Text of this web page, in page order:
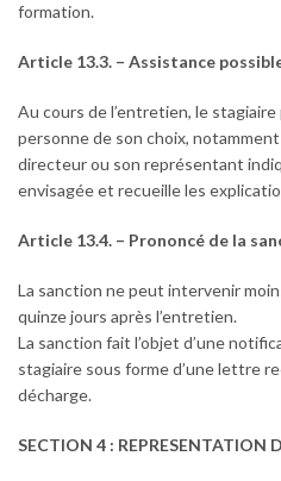
formation.
Article 13.3. – Assistance
Au cours de l’entretien, le
personne de son choix,
directeur ou son représentant
envisagée et recueille les
Article 13.4. – Prononcé de la
La sanction ne peut intervenir
quinze jours après l’entretien.
La sanction fait l’objet d’une
stagiaire sous forme d’une lettre
décharge.
SECTION 4 : REPRESENTATION